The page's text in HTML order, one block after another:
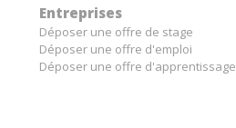
Entreprises
Déposer une offre de stage
Déposer une offre d'emploi
Déposer une offre d'apprentissage